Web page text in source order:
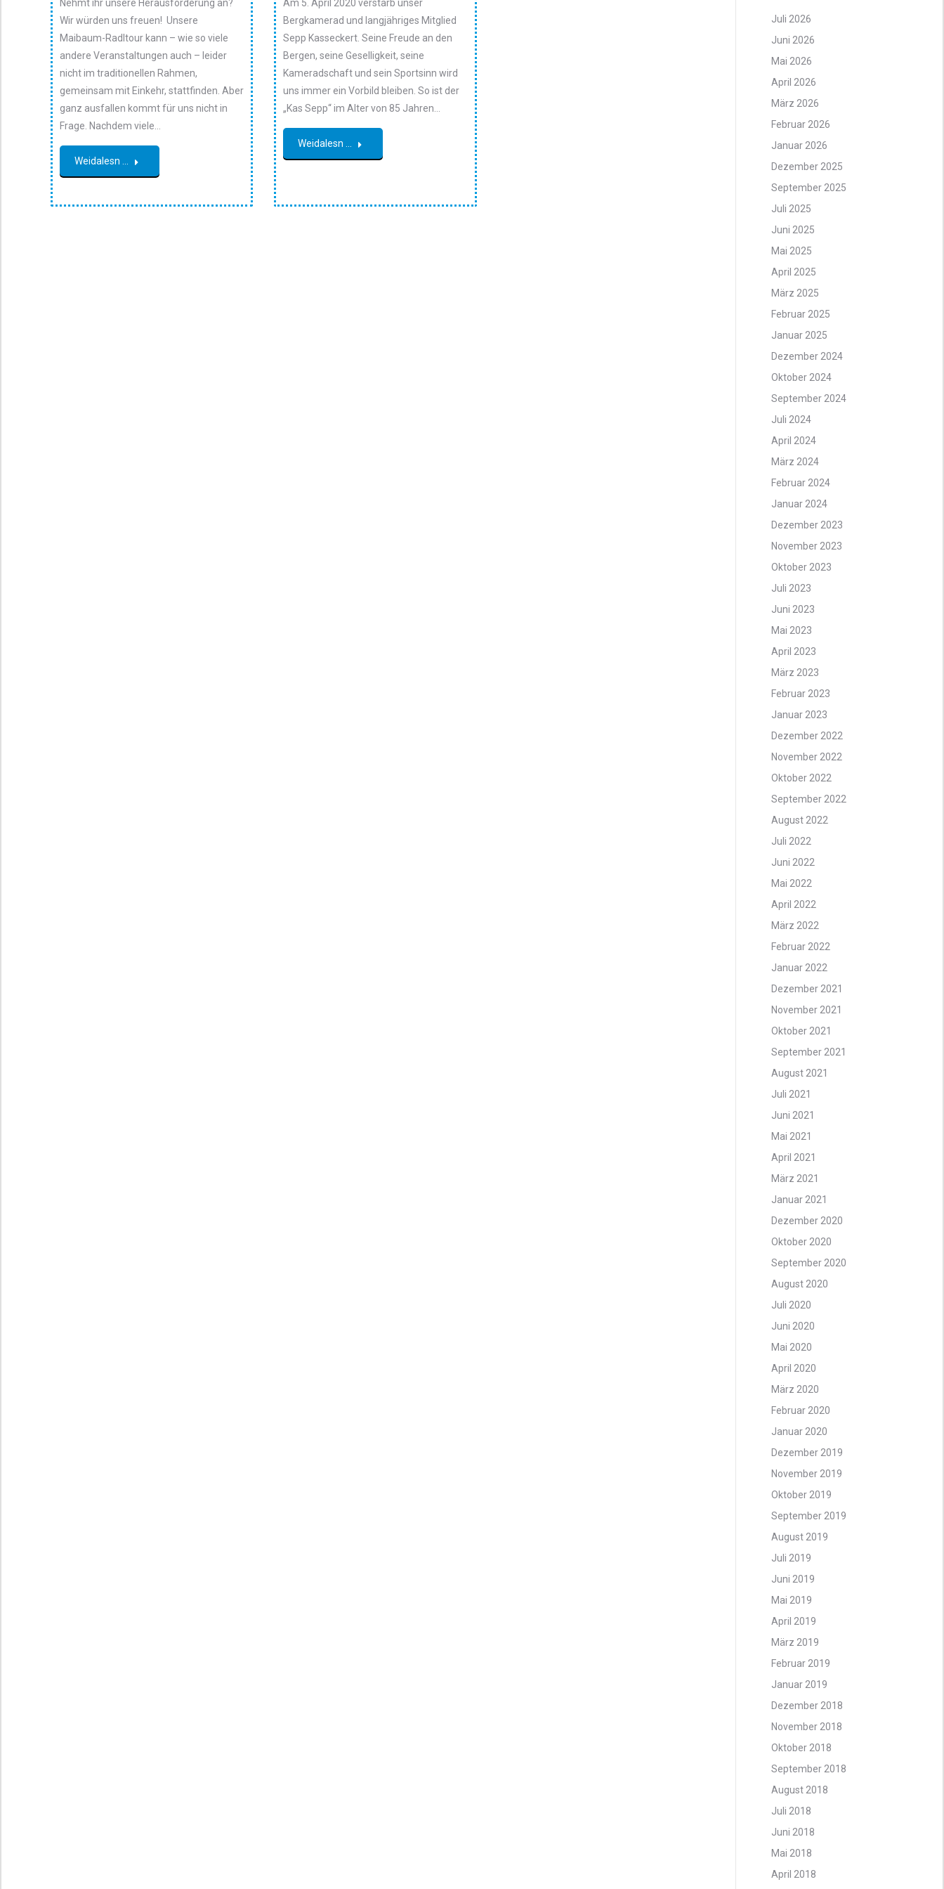
Nehmt ihr unsere Herausforderung an?
Wir würden uns freuen! Unsere
Maibaum-Radltour kann – wie so viele
andere Veranstaltungen auch – leider
nicht im traditionellen Rahmen,
gemeinsam mit Einkehr, stattfinden. Aber
ganz ausfallen kommt für uns nicht in
Frage. Nachdem viele…
Weidalesn ...
Am 5. April 2020 verstarb unser
Bergkamerad und langjähriges Mitglied
Sepp Kasseckert. Seine Freude an den
Bergen, seine Geselligkeit, seine
Kameradschaft und sein Sportsinn wird
uns immer ein Vorbild bleiben. So ist der
„Kas Sepp“ im Alter von 85 Jahren…
Weidalesn ...
Juli 2026
Juni 2026
Mai 2026
April 2026
März 2026
Februar 2026
Januar 2026
Dezember 2025
September 2025
Juli 2025
Juni 2025
Mai 2025
April 2025
März 2025
Februar 2025
Januar 2025
Dezember 2024
Oktober 2024
September 2024
Juli 2024
April 2024
März 2024
Februar 2024
Januar 2024
Dezember 2023
November 2023
Oktober 2023
Juli 2023
Juni 2023
Mai 2023
April 2023
März 2023
Februar 2023
Januar 2023
Dezember 2022
November 2022
Oktober 2022
September 2022
August 2022
Juli 2022
Juni 2022
Mai 2022
April 2022
März 2022
Februar 2022
Januar 2022
Dezember 2021
November 2021
Oktober 2021
September 2021
August 2021
Juli 2021
Juni 2021
Mai 2021
April 2021
März 2021
Januar 2021
Dezember 2020
Oktober 2020
September 2020
August 2020
Juli 2020
Juni 2020
Mai 2020
April 2020
März 2020
Februar 2020
Januar 2020
Dezember 2019
November 2019
Oktober 2019
September 2019
August 2019
Juli 2019
Juni 2019
Mai 2019
April 2019
März 2019
Februar 2019
Januar 2019
Dezember 2018
November 2018
Oktober 2018
September 2018
August 2018
Juli 2018
Juni 2018
Mai 2018
April 2018